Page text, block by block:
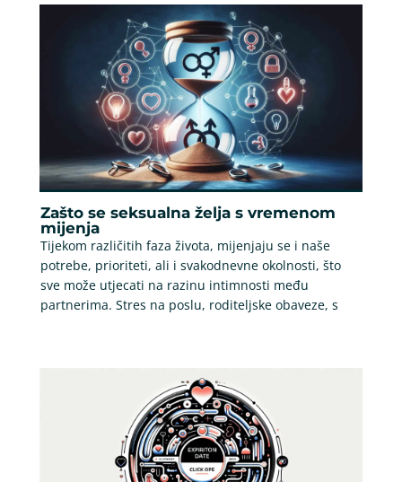
Zašto se seksualna želja s vremenom
mijenja
Tijekom različitih faza života, mijenjaju se i naše
potrebe, prioriteti, ali i svakodnevne okolnosti, što
sve može utjecati na razinu intimnosti među
partnerima. Stres na poslu, roditeljske obaveze, s